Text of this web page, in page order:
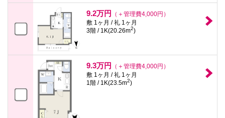
9.2万円
（＋管理費4,000円）
敷 1ヶ月 / 礼 1ヶ月
3階 / 1K(20.26m2)
9.3万円
（＋管理費4,000円）
敷 1ヶ月 / 礼 1ヶ月
1階 / 1K(23.5m2)